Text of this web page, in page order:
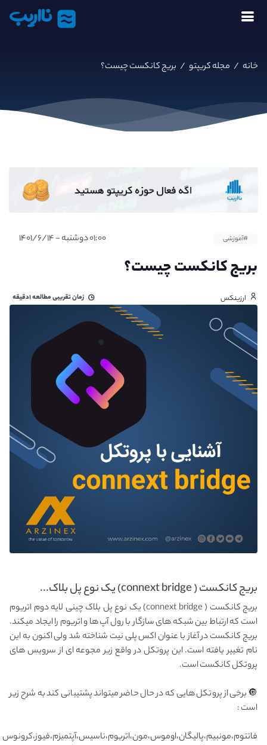
نااریب
خانه / مجله کریپتو / بریج کانکست چیست؟
#آموزشی ۰۱:۰۰ دوشنبه - ۱۴۰۱/۶/۱۴
بریج کانکست چیست؟
ارزینکس زمان تقریبی مطالعه۱دقیقه
بریج کانکست ( connext bridge) یک نوع پل بلاک...
بریج کانکست ( connext bridge) یک نوع پل بلاک چینی لایه دوم اتریوم
است که ارتباط بین شبکه های سازگار با رول آپ ها و اتریوم را ایجاد میکند.
بریج کانکست در آغاز با عنوان اکس پلی نیت شناخته شد ولی اکنون به این
نام تغییر یافته است. این پروتکل در واقع زیر مجوعه ای از سرویس های
پروتکل کانکست است.
🔘 برخی از پروتکل هایی که در حال حاضر میتواند پشتیبانی کند به شرح زیر
است :
فانتوم،مونبیم،پالیگان،اوموس،مون،اتریوم،ناسیس،آپتمیزم،فیوز،کرونوس